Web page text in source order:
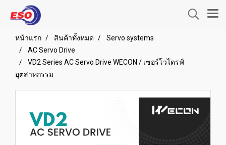
หน้าแรก สินค้าทั้งหมด
Servo systems
AC Servo Drive
VD2 Series AC Servo Drive WECON / เซอร์โวไดรฟ์
อุตสาหกรรม